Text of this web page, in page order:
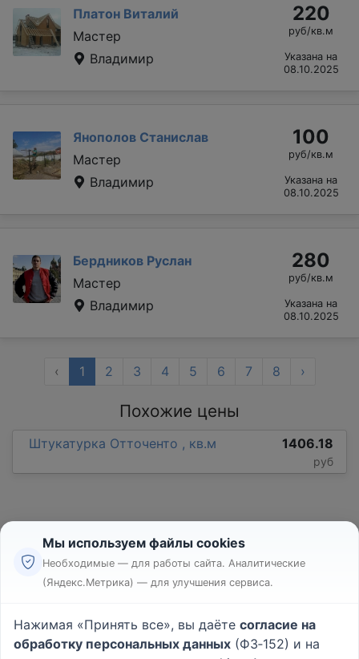
Платон Виталий
Мастер
Владимир
220
руб/кв.м
Указана на
08.10.2025
Янополов Станислав
Мастер
Владимир
100
руб/кв.м
Указана на
08.10.2025
Бердников Руслан
Мастер
Владимир
280
руб/кв.м
Указана на
08.10.2025
‹ 1 2 3 4 5 6 7 8 ›
Похожие цены
Штукатурка Отточенто , кв.м 1406.18
руб
Реклама
Пользовательское соглашение
Политика конфиденциальности
Мы используем файлы cookies
Необходимые — для работы сайта. Аналитические
(Яндекс.Метрика) — для улучшения сервиса.
Нажимая «Принять все», вы даёте согласие на
обработку персональных данных (ФЗ‑152) и на